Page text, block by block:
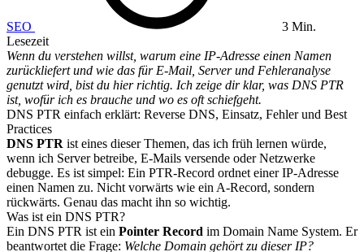
SEO
3 Min.
Lesezeit
Wenn du verstehen willst, warum eine IP-Adresse einen Namen
zurückliefert und wie das für E-Mail, Server und Fehleranalyse
genutzt wird, bist du hier richtig. Ich zeige dir klar, was DNS PTR
ist, wofür ich es brauche und wo es oft schiefgeht.
DNS PTR einfach erklärt: Reverse DNS, Einsatz, Fehler und Best
Practices
DNS PTR ist eines dieser Themen, das ich früh lernen würde,
wenn ich Server betreibe, E-Mails versende oder Netzwerke
debugge. Es ist simpel: Ein PTR-Record ordnet einer IP-Adresse
einen Namen zu. Nicht vorwärts wie ein A-Record, sondern
rückwärts. Genau das macht ihn so wichtig.
Was ist ein DNS PTR?
Ein DNS PTR ist ein Pointer Record im Domain Name System. Er
beantwortet die Frage: Welche Domain gehört zu dieser IP?